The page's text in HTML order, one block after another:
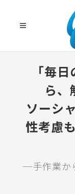
「毎
ら、
ソーシ
性考慮
─手作業か